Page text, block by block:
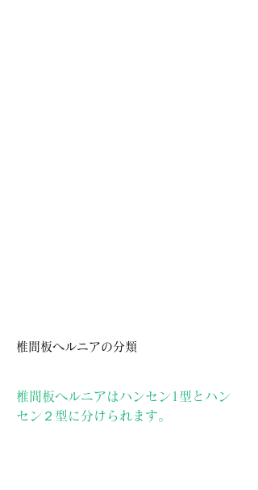
椎間板ヘルニアの分類
椎間板ヘルニアはハンセン1型とハン
セン２型に分けられます。